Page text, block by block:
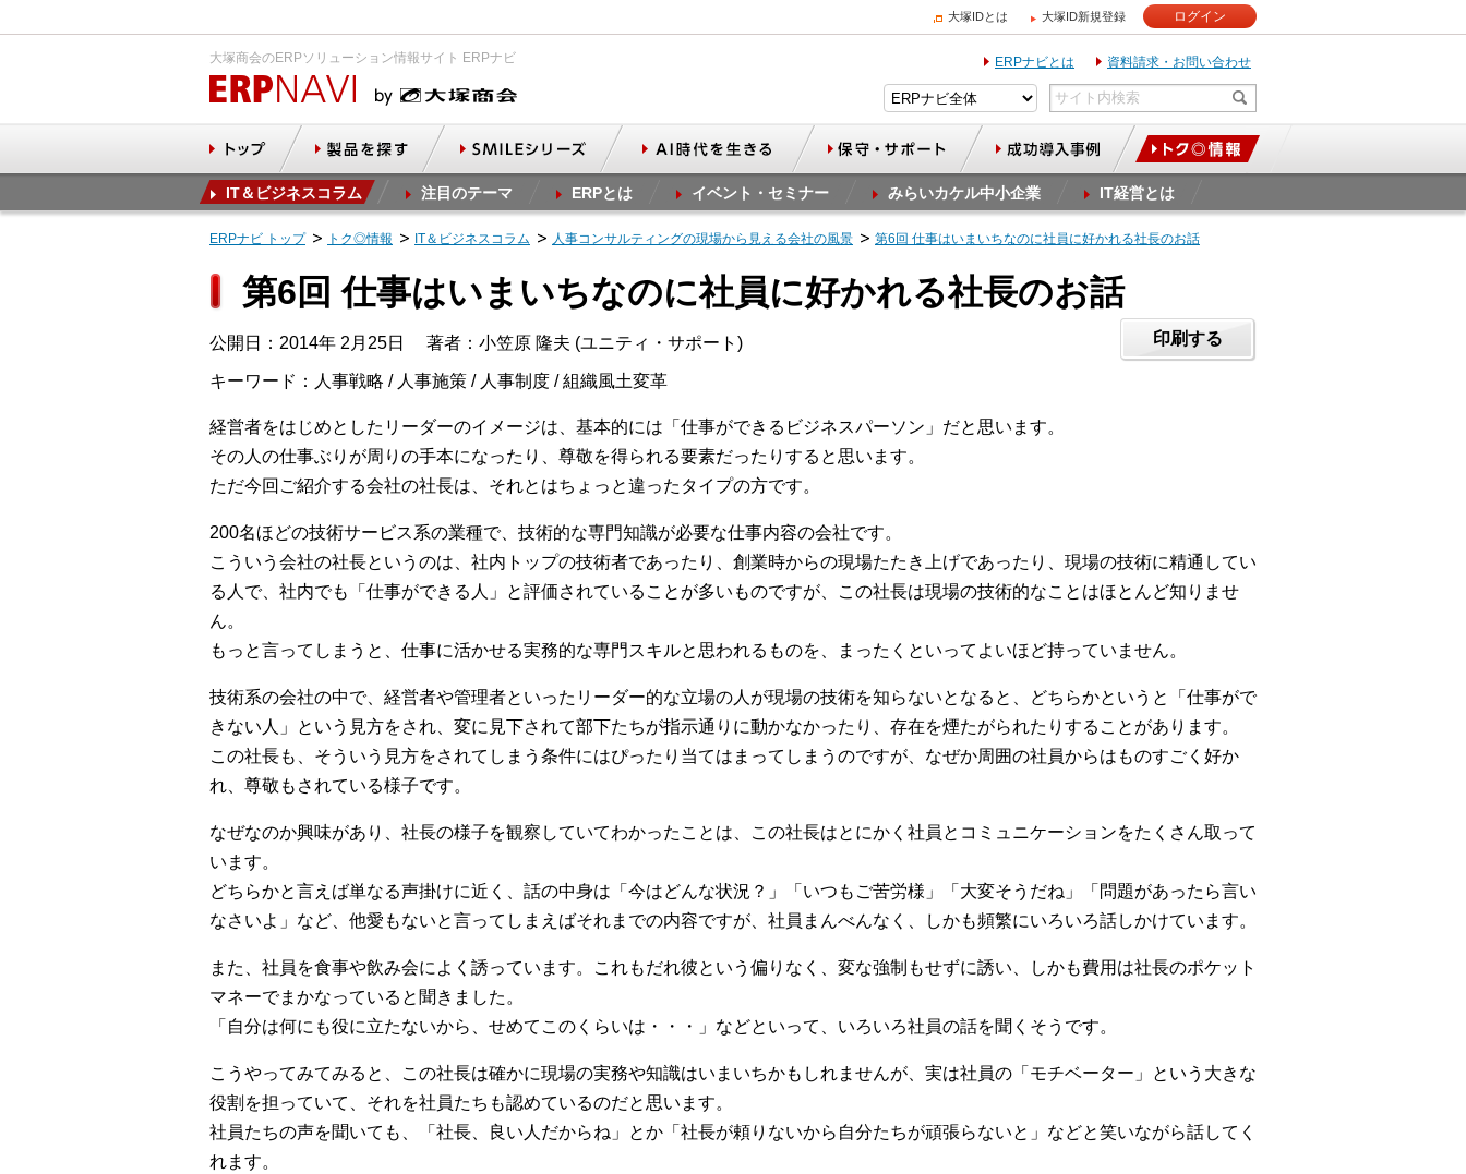
大塚IDとは 大塚ID新規登録 ログイン
大塚商会のERPソリューション情報サイト ERPナビ ERPナビとは 資料請求・お問い合わせ
IT＆ビジネスコラム 注目のテーマ ERPとは イベント・セミナー みらいカケル中小企業 IT経営とは
ERPナビ トップ トク◎情報 IT＆ビジネスコラム 人事コンサルティングの現場から見える会社の風景 第6回 仕事はいまいちなのに社員に好かれる社長のお話
第6回 仕事はいまいちなのに社員に好かれる社長のお話
公開日：2014年 2月25日 著者：小笠原 隆夫 (ユニティ・サポート)
キーワード：人事戦略 / 人事施策 / 人事制度 / 組織風土変革
印刷する
経営者をはじめとしたリーダーのイメージは、基本的には「仕事ができるビジネスパーソン」だと思います。
その人の仕事ぶりが周りの手本になったり、尊敬を得られる要素だったりすると思います。
ただ今回ご紹介する会社の社長は、それとはちょっと違ったタイプの方です。
200名ほどの技術サービス系の業種で、技術的な専門知識が必要な仕事内容の会社です。
こういう会社の社長というのは、社内トップの技術者であったり、創業時からの現場たたき上げであったり、現場の技術に精通してい
る人で、社内でも「仕事ができる人」と評価されていることが多いものですが、この社長は現場の技術的なことはほとんど知りませ
ん。
もっと言ってしまうと、仕事に活かせる実務的な専門スキルと思われるものを、まったくといってよいほど持っていません。
技術系の会社の中で、経営者や管理者といったリーダー的な立場の人が現場の技術を知らないとなると、どちらかというと「仕事がで
きない人」という見方をされ、変に見下されて部下たちが指示通りに動かなかったり、存在を煙たがられたりすることがあります。
この社長も、そういう見方をされてしまう条件にはぴったり当てはまってしまうのですが、なぜか周囲の社員からはものすごく好か
れ、尊敬もされている様子です。
なぜなのか興味があり、社長の様子を観察していてわかったことは、この社長はとにかく社員とコミュニケーションをたくさん取って
います。
どちらかと言えば単なる声掛けに近く、話の中身は「今はどんな状況？」「いつもご苦労様」「大変そうだね」「問題があったら言い
なさいよ」など、他愛もないと言ってしまえばそれまでの内容ですが、社員まんべんなく、しかも頻繁にいろいろ話しかけています。
また、社員を食事や飲み会によく誘っています。これもだれ彼という偏りなく、変な強制もせずに誘い、しかも費用は社長のポケット
マネーでまかなっていると聞きました。
「自分は何にも役に立たないから、せめてこのくらいは・・・」などといって、いろいろ社員の話を聞くそうです。
こうやってみてみると、この社長は確かに現場の実務や知識はいまいちかもしれませんが、実は社員の「モチベーター」という大きな
役割を担っていて、それを社員たちも認めているのだと思います。
社員たちの声を聞いても、「社長、良い人だからね」とか「社長が頼りないから自分たちが頑張らないと」などと笑いながら話してく
れます。